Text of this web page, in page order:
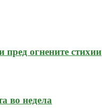
огнените стихии
во недела